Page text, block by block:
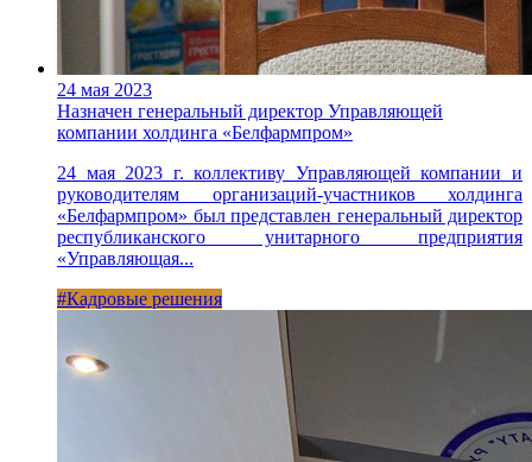
24 мая 2023
Назначен генеральный директор Управляющей
компании холдинга «Белфармпром»
24 мая 2023 г. коллективу Управляющей компании и
руководителям организаций-участников холдинга
«Белфармпром» был представлен генеральный директор
республиканского унитарного предприятия
«Управляющая...
#Кадровые решения